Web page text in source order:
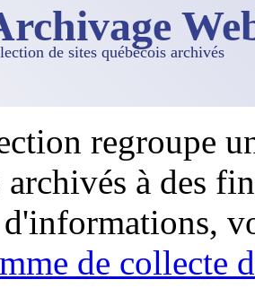
de sites québécois archivés
regroupe
archivés à des
de collecte